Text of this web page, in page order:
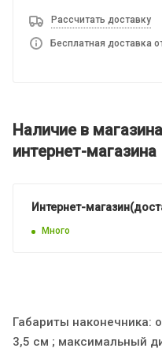
Рассчитать доставку
Бесплатная доставка
Наличие в
интернет-магазина
Интернет-
Много
Габариты наконечника:
3,5 см ; максимальный